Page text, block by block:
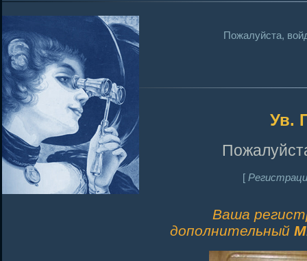
Пожалуйста,
Ув.
[
Ваша
дополнительный